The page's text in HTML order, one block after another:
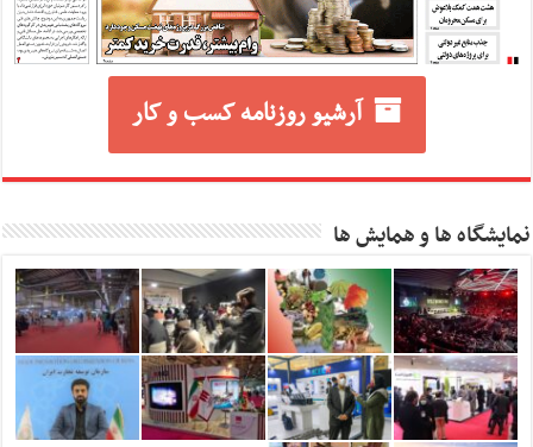
آرشیو روزنامه کسب و کار
نمایشگاه ها و همایش ها